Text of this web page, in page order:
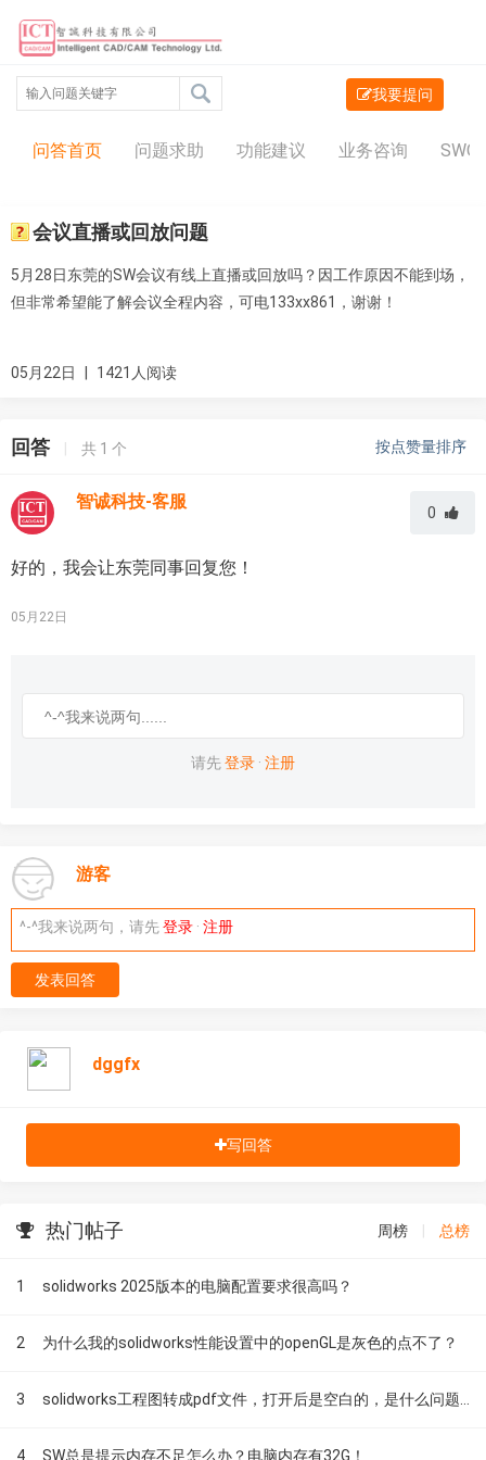
问答中心
我要提问
问答首页 问题求助 功能建议 业务咨询
会议直播或回放问题
5月28日东莞的SW会议有线上直播或回放吗？因工作原因不能到场，
但非常希望能了解会议全程内容，可电133xx861，谢谢！
05月22日 1421人阅读
回答 | 共 1 个 按点赞量排序
智诚科技-客服
0
好的，我会让东莞同事回复您！
05月22日
请先登录 · 注册
游客
^-^我来说两句，请先登录 · 注册
发表回答
dggfx
写回答
热门帖子 周榜 总榜
1 solidworks 2025版本的电脑配置要求很高吗？
2 为什么我的solidworks性能设置中的openGL是灰色的点不了？
3
4 SW总是提示内存不足怎么办？电脑内存有32G！